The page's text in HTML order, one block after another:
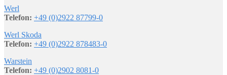
Werl
Telefon: +49 (0)2922 87799-0
Werl Skoda
Telefon: +49 (0)2922 878483-0
Warstein
Telefon: +49 (0)2902 8081-0